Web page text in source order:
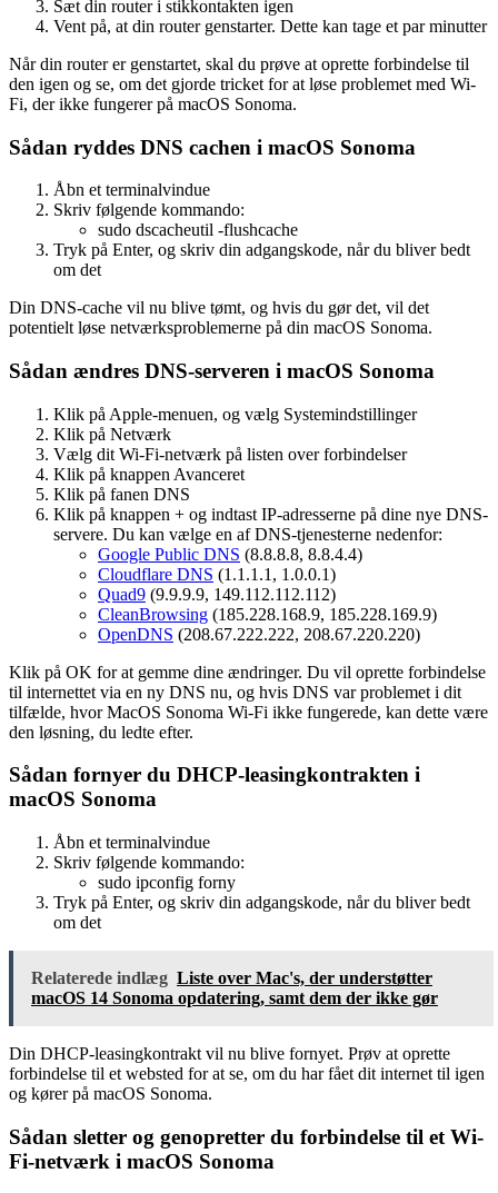
Sæt din router i stikkontakten igen
Vent på, at din router genstarter. Dette kan tage et par minutter
Når din router er genstartet, skal du prøve at oprette forbindelse til
den igen og se, om det gjorde tricket for at løse problemet med Wi-
Fi, der ikke fungerer på macOS Sonoma.
Sådan ryddes DNS cachen i macOS Sonoma
Åbn et terminalvindue
Skriv følgende kommando:
sudo dscacheutil -flushcache
Tryk på Enter, og skriv din adgangskode, når du bliver bedt
om det
Din DNS-cache vil nu blive tømt, og hvis du gør det, vil det
potentielt løse netværksproblemerne på din macOS Sonoma.
Sådan ændres DNS-serveren i macOS Sonoma
Klik på Apple-menuen, og vælg Systemindstillinger
Klik på Netværk
Vælg dit Wi-Fi-netværk på listen over forbindelser
Klik på knappen Avanceret
Klik på fanen DNS
Klik på knappen + og indtast IP-adresserne på dine nye DNS-
servere. Du kan vælge en af ​​DNS-tjenesterne nedenfor:
Google Public DNS (8.8.8.8, 8.8.4.4)
Cloudflare DNS (1.1.1.1, 1.0.0.1)
Quad9 (9.9.9.9, 149.112.112.112)
CleanBrowsing (185.228.168.9, 185.228.169.9)
OpenDNS (208.67.222.222, 208.67.220.220)
Klik på OK for at gemme dine ændringer. Du vil oprette forbindelse
til internettet via en ny DNS nu, og hvis DNS var problemet i dit
tilfælde, hvor MacOS Sonoma Wi-Fi ikke fungerede, kan dette være
den løsning, du ledte efter.
Sådan fornyer du DHCP-leasingkontrakten i
macOS Sonoma
Åbn et terminalvindue
Skriv følgende kommando:
sudo ipconfig forny
Tryk på Enter, og skriv din adgangskode, når du bliver bedt
om det
Relaterede indlæg Liste over Mac's, der understøtter
macOS 14 Sonoma opdatering, samt dem der ikke gør
Din DHCP-leasingkontrakt vil nu blive fornyet. Prøv at oprette
forbindelse til et websted for at se, om du har fået dit internet til igen
og kører på macOS Sonoma.
Sådan sletter og genopretter du forbindelse til et Wi-
Fi-netværk i macOS Sonoma